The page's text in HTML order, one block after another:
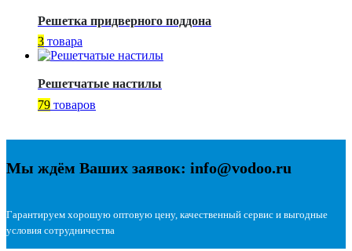
Решетка придверного поддона
3 товара
Решетчатые настилы
79 товаров
Мы ждём Ваших заявок: info@vodoo.ru
Гарантируем хорошую оптовую цену, качественный сервис и выгодные
условия сотрудничества